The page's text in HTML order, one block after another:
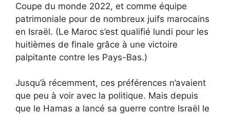
Coupe du monde 2022, et comme équipe
patrimoniale pour de nombreux juifs marocains
en Israël. (Le Maroc s’est qualifié lundi pour les
huitièmes de finale grâce à une victoire
palpitante contre les Pays-Bas.)
Jusqu’à récemment, ces préférences n’avaient
que peu à voir avec la politique. Mais depuis
que le Hamas a lancé sa guerre contre Israël le